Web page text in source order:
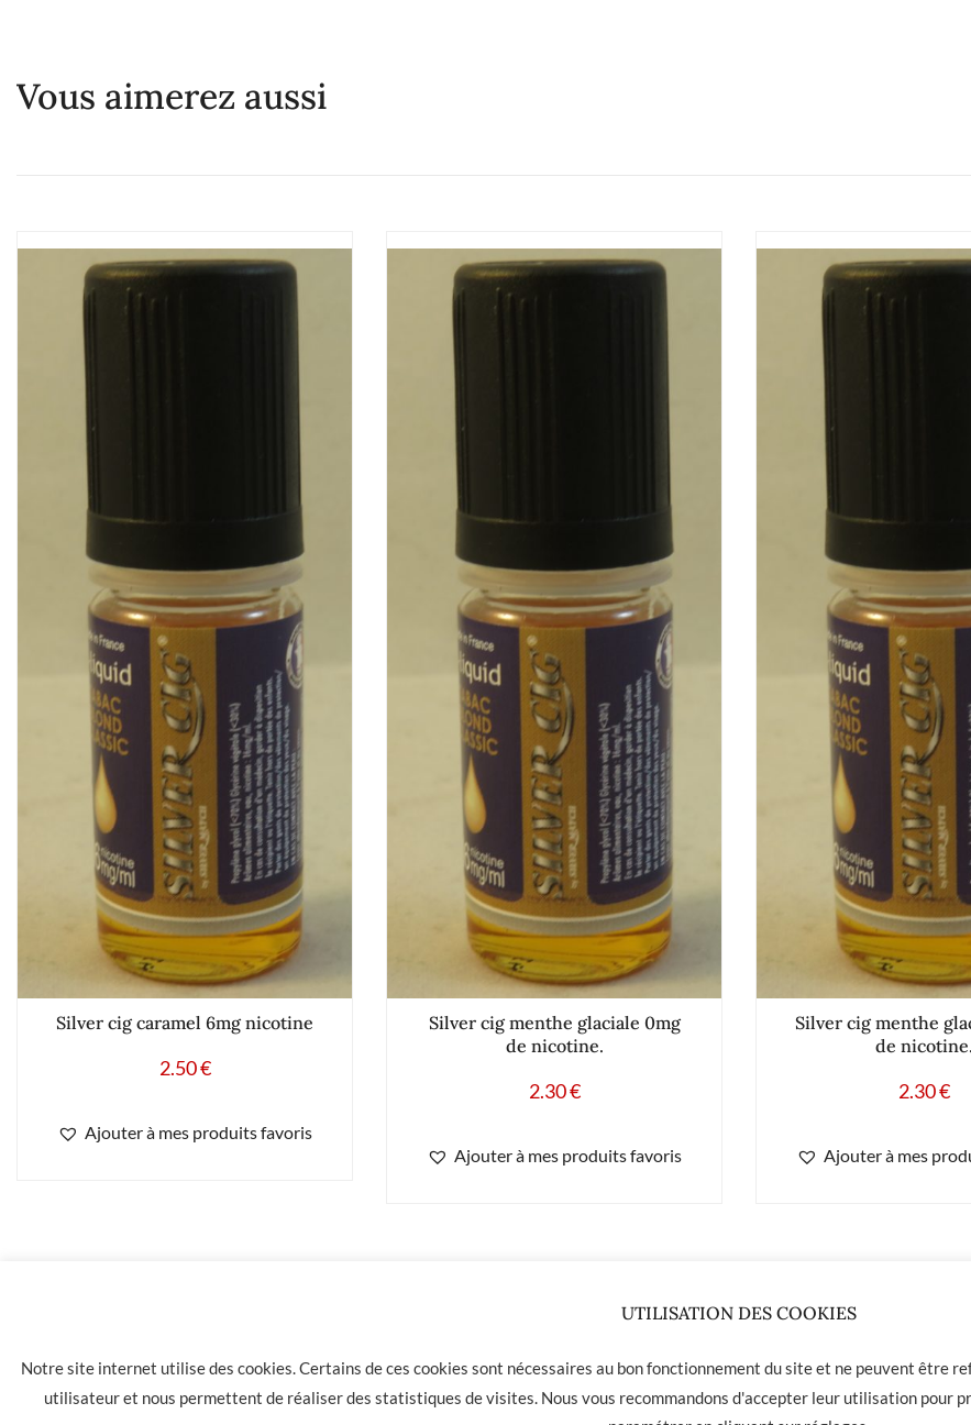
Vous aimerez aussi
Silver cig caramel 6mg nicotine
2.50€
Ajouter à mes produits favoris
Silver cig menthe glaciale 0mg
de nicotine.
2.30€
Ajouter à mes produits favoris
Silver cig menthe
de nicotine.
2.30€
Ajouter à mes
UTILISATION DES COOKIES
Notre site internet utilise des cookies. Certains de ces cookies sont nécessaires au bon fonctionnement du site et ne peuvent être
utilisateur et nous permettent de réaliser des statistiques de visites. Nous vous recommandons d'accepter leur utilisation pour